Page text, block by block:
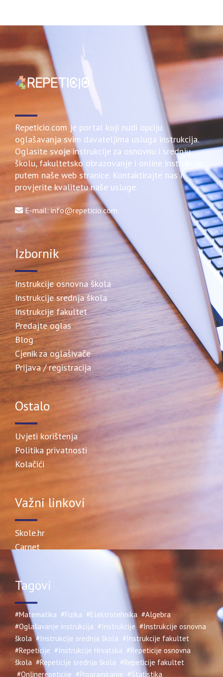
Repeticio.com je portal koji nudi opciju
oglašavanja svim davateljima usluga instrukcija.
Oglasite svoje instrukcije za osnovnu i srednju
školu, fakultetsko obrazovanje i online instrukcije
putem naše web stranice. Kontaktirajte nas i
provjerite kvalitetu naše usluge.
E-mail: info@repeticio.com
Izbornik
Instrukcije osnovna škola
Instrukcije srednja škola
Instrukcije fakultet
Predajte oglas
Blog
Cjenik za oglašivače
Prijava / registracija
Ostalo
Uvjeti korištenja
Politika privatnosti
Kolačići
Važni linkovi
Skole.hr
Carnet
Tagovi
#Matematika #Fizika #Elektrotehnika #Algebra
#Oglašavanje instrukcija #Instrukcije #Instrukcije osnovna
škola #Instrukcije srednja škola #Instrukcije fakultet
#Repeticije #Instrukcije Hrvatska #Repeticije osnovna
škola #Repeticije srednja škola #Repeticije fakultet
#Onlinerepeticije #Programiranje #Statistika